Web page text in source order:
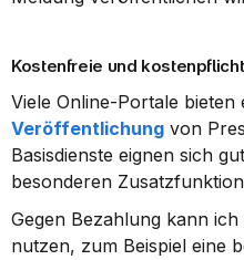
Kostenfreie und
Viele Online-Portale bieten
Veröffentlichung von
Basisdienste eignen sich
besonderen
Gegen Bezahlung kann ich
nutzen, zum Beispiel eine